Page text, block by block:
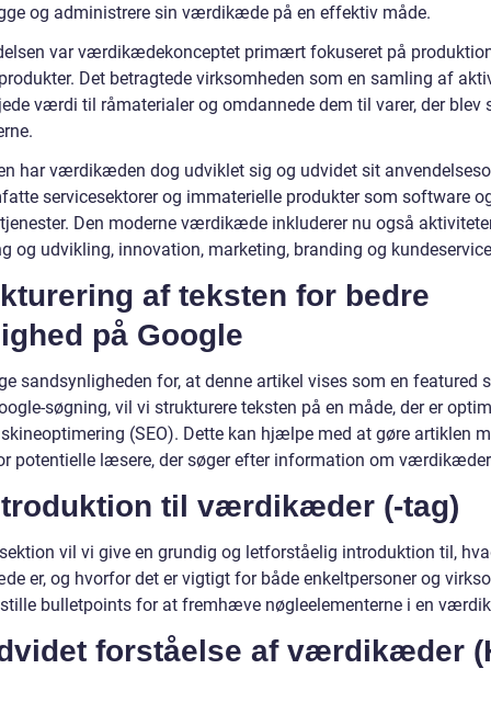
og administrere sin værdikæde på en effektiv måde.
var værdikædekonceptet primært fokuseret på
Det betragtede virksomheden som en samling af
værdi til råmaterialer og omdannede dem til varer, der blev
har værdikæden dog udviklet sig og udvidet sit
servicesektorer og immaterielle produkter som software
Den moderne værdikæde inkluderer nu også
og udvikling, innovation, marketing, branding og
af teksten for bedre
på Google
sandsynligheden for, at denne artikel vises som en featured
søgning, vil vi strukturere teksten på en måde, der er
(SEO). Dette kan hjælpe med at gøre artiklen
potentielle læsere, der søger efter information om
til værdikæder (-tag)
vil vi give en grundig og letforståelig introduktion til,
er, og hvorfor det er vigtigt for både enkeltpersoner og
bulletpoints for at fremhæve nøgleelementerne i en
forståelse af værdikæder